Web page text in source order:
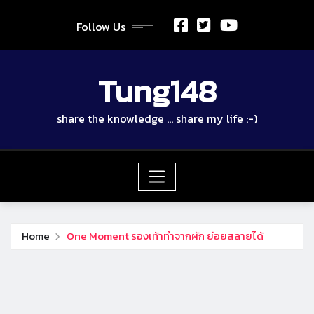
Follow Us
Tung148
share the knowledge … share my life :-)
Home One Moment รองเท้าทำจากผัก ย่อยสลายได้